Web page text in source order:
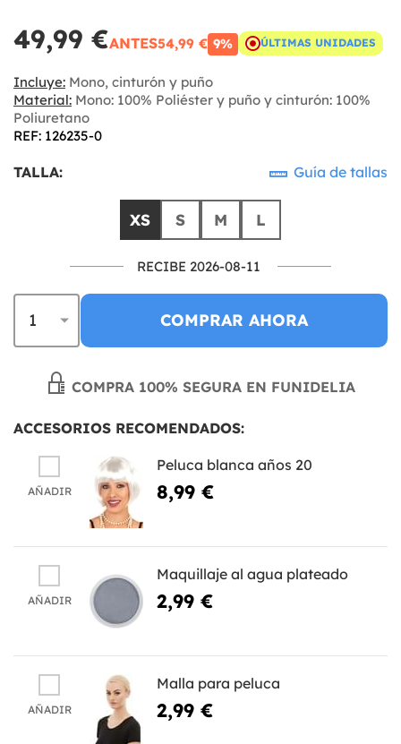
49,99 €ANTES54,99 € 9% ÚLTIMAS UNIDADES
Incluye: Mono, cinturón y puño
Material: Mono: 100% Poliéster y puño y cinturón: 100%
Poliuretano
REF: 126235-0
TALLA: Guía de tallas
XS S M L
RECIBE 2026-08-11
COMPRAR AHORA
COMPRA 100% SEGURA EN FUNIDELIA
ACCESORIOS RECOMENDADOS:
AÑADIR
Peluca blanca años 20
8,99 €
AÑADIR
Maquillaje al agua plateado
2,99 €
AÑADIR
Malla para peluca
2,99 €